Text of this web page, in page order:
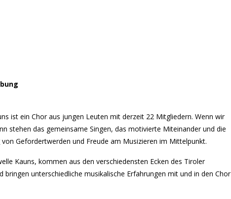
ist ein Chor aus jungen Leuten mit derzeit 22 Mitgliedern. Wenn wir
stehen das gemeinsame Singen, das motivierte Miteinander und die
Gefordertwerden und Freude am Musizieren im Mittelpunkt.
Kauns, kommen aus den verschiedensten Ecken des Tiroler
bringen unterschiedliche musikalische Erfahrungen mit und in den Chor